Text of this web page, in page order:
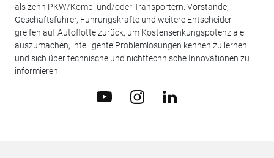
als zehn PKW/Kombi und/oder Transportern. Vorstände,
Geschäftsführer, Führungskräfte und weitere Entscheider
greifen auf Autoflotte zurück, um Kostensenkungspotenziale
auszumachen, intelligente Problemlösungen kennen zu lernen
und sich über technische und nichttechnische Innovationen zu
informieren.